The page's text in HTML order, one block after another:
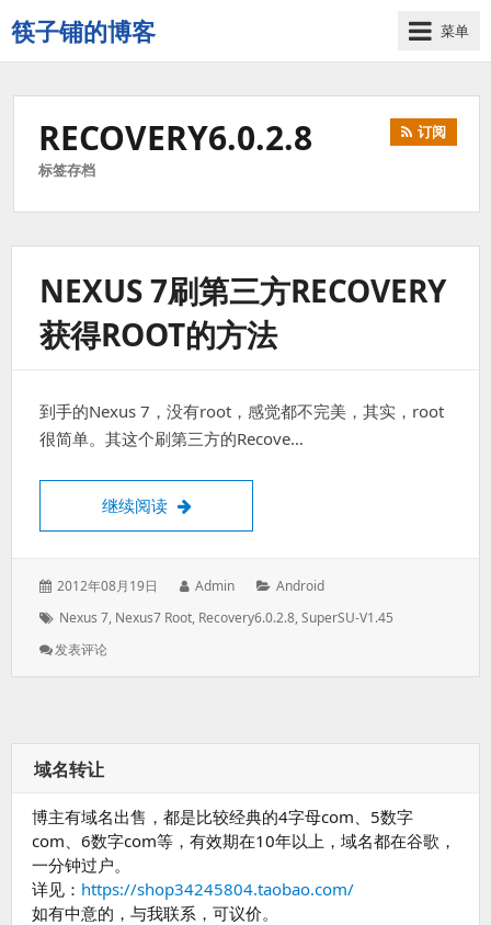
筷子铺的博客
记
录
点
菜单
RECOVERY6.0.2.8
标签存档
订阅
NEXUS 7刷第三方RECOVERY
获得ROOT的方法
到手的Nexus 7，没有root，感觉都不完美，其实，root
很简单。其这个刷第三方的Recove…
继续阅读 Nexus 7刷第三方Recovery获得root的方法
发
于：
2012年08月19日
作
Admin
分
Android
标
Nexus 7, Nexus7 Root, Recovery6.0.2.8,SuperSU-V1.45
发表评论: Nexus
得
Root
的
方
法
域名转让
博主有域名出售，都是比较经典的4字母com、5数字
com、6数字com等，有效期在10年以上，域名都在谷歌，
一分钟过户。
详见： https://shop34245804.taobao.com/
如有中意的，与我联系，可议价。